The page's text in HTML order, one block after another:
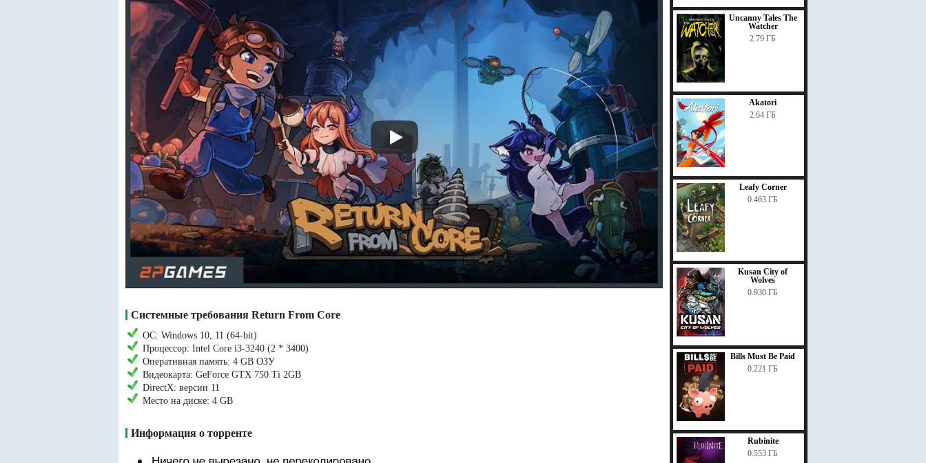
Системные требования Return From Core
ОС: Windows 10, 11 (64-bit)
Процессор: Intel Core i3-3240 (2 * 3400)
Оперативная память: 4 GB ОЗУ
Видеокарта: GeForce GTX 750 Ti 2GB
DirectX: версии 11
Место на диске: 4 GB
Информация о торренте
Uncanny Tales The
Watcher
2.79 ГБ
Akatori
2.64 ГБ
Leafy Corner
0.463 ГБ
Kusan City of
Wolves
0.930 ГБ
Bills Must Be Paid
0.221 ГБ
Rubinite
0.553 ГБ